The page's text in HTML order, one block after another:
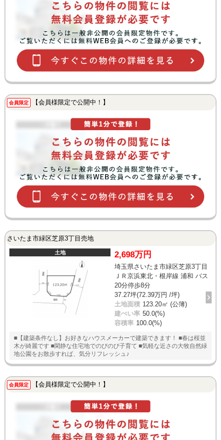
会員限定 【会員様限定で公開中！】
さいたま市緑区芝原3丁目売地
土地 2,698万円
埼玉県さいたま市緑区芝原3丁目
ＪＲ京浜東北・根岸線 浦和 バス
20分停歩8分
37.27坪(72.39万円 /坪)
土地面積 123.20㎡ (公簿)
建ぺい率 50.0(%)
容積率 100.0(%)
■【建築条件なし】お好きなハウスメーカーで建築できます！ ■春は桜並
木が綺麗です ■閑静な住宅地でのびのび子育て ■気軽な近さの大牧自然緑
地公園をお散歩すれば、気分リフレッシュ♪
会員限定 【会員様限定で公開中！】